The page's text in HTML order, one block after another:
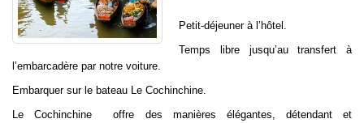
Petit-déjeuner à l’hôtel.
Temps libre jusqu’au transfert à
l’embarcadère par notre voiture.
Embarquer surle bateau Le Cochinchine.
Le Cochinchine offre des manières élégantes, détendant et